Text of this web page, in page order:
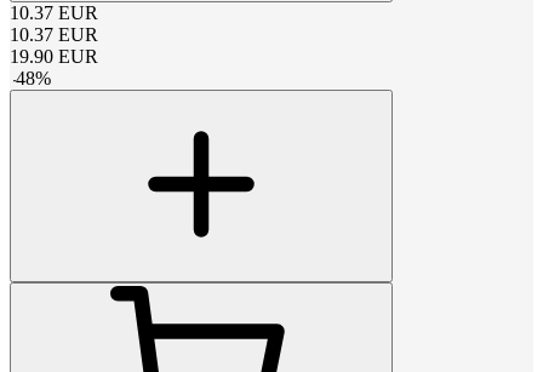
10.37 EUR
10.37 EUR
19.90 EUR
-48%